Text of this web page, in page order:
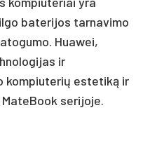
baterijos tarnavimo
Huawei,
ir
kompiuterių estetiką ir
serijoje.